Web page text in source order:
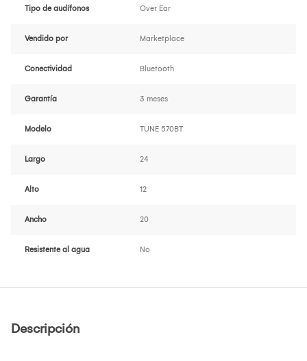
Tipo de audífonos Over Ear
Vendido por Marketplace
Conectividad Bluetooth
Garantía 3 meses
Modelo TUNE 570BT
Largo 24
Alto 12
Ancho 20
Resistente al agua No
Descripción